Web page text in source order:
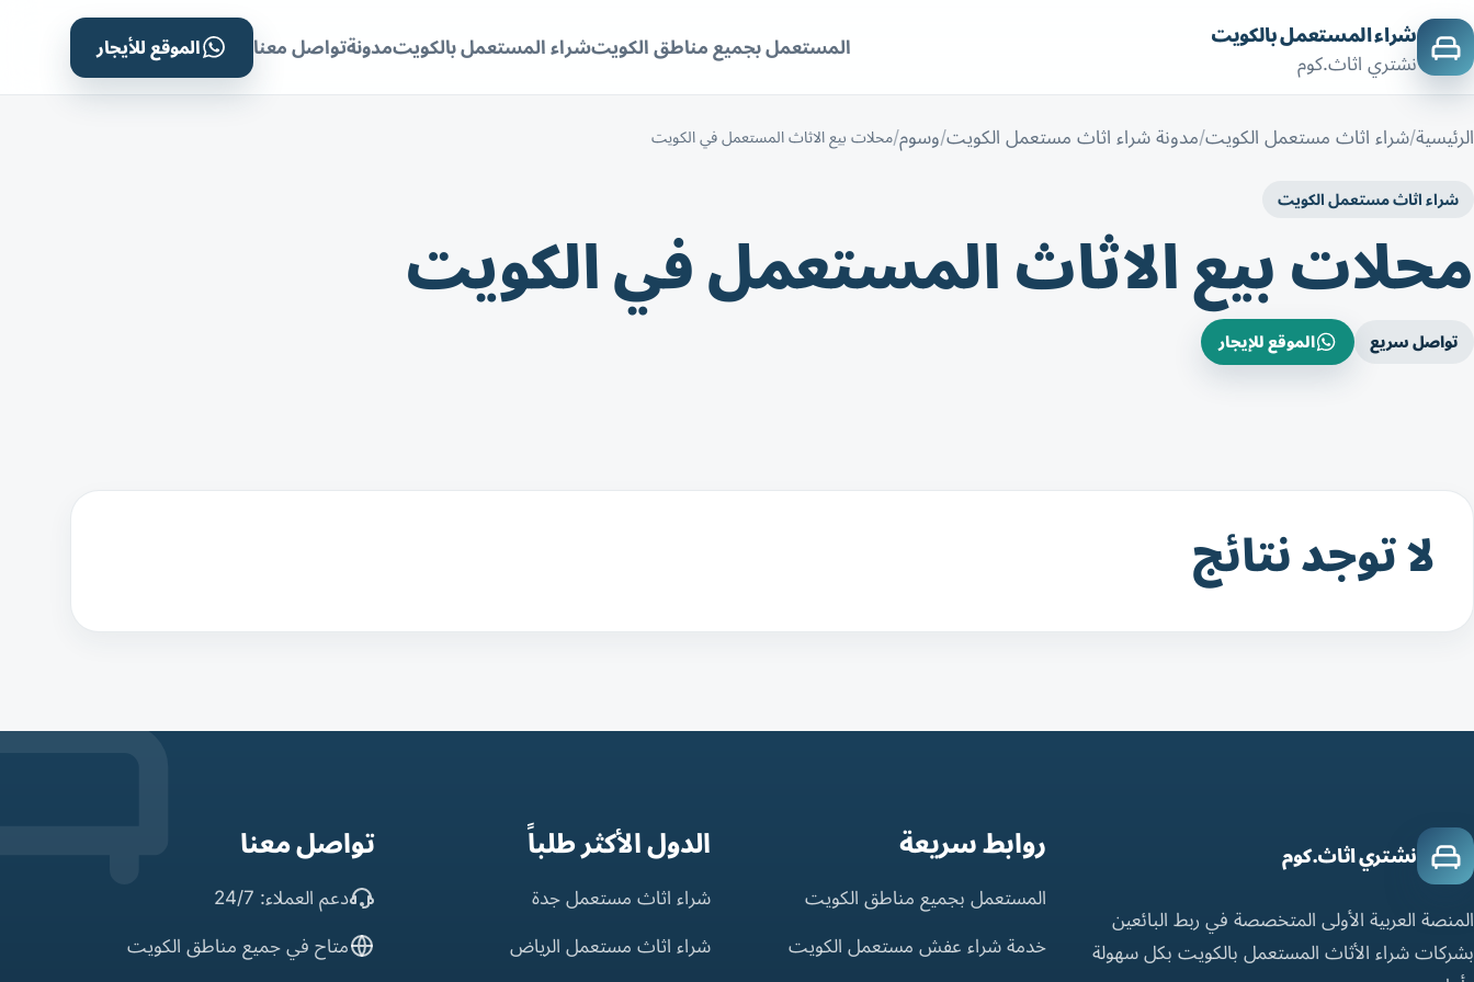
شراء المستعمل بالكويت
نشتري اثاث.كوم
المستعمل بجميع مناطق الكويتشراء المستعمل بالكويتمدونةتواصل معنا الموقع للأيجار
الرئيسية شراء اثاث مستعمل الكويت مدونة شراء اثاث مستعمل الكويت وسوم محلات بيع الاثاث المستعمل في الكويت
شراء اثاث مستعمل الكويت
محلات بيع الاثاث المستعمل في الكويت
تواصل سريع الموقع للإيجار
لا توجد نتائج
نشتري اثاث.كوم
المنصة العربية الأولى المتخصصة في ربط البائعين
بشركات شراء الأثاث المستعمل بالكويت بكل سهولة
روابط سريعة
المستعمل بجميع مناطق الكويت
خدمة شراء عفش مستعمل الكويت
الدول الأكثر طلباً
شراء اثاث مستعمل جدة
شراء اثاث مستعمل الرياض
تواصل معنا
دعم العملاء: 24/7
متاح في جميع مناطق الكويت